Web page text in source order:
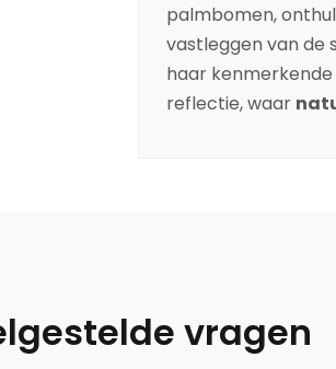
palmbomen,
vastleggen van de
haar
reflectie, waar
vragen